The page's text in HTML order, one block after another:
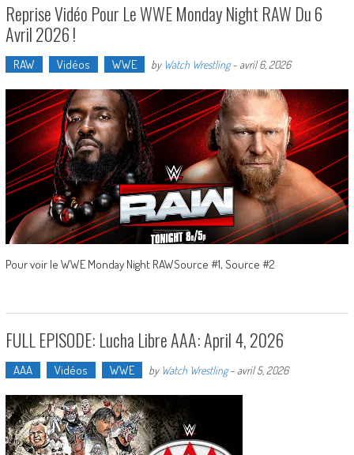
Reprise Vidéo Pour Le WWE Monday Night RAW Du 6
Avril 2026 !
RAW Vidéos WWE by Watch Wrestling- avril 6, 2026
Pour voir le WWE Monday Night RAWSource #1, Source #2
FULL EPISODE: Lucha Libre AAA: April 4, 2026
AAA Vidéos WWE by Watch Wrestling- avril 5, 2026